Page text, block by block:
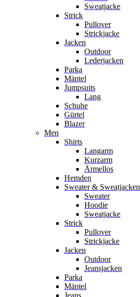
Sweatjacke
Strick
Pullover
Strickjacke
Jacken
Outdoor
Lederjacken
Parka
Mäntel
Jumpsuits
Lang
Schuhe
Gürtel
Blazer
Men
Shirts
Langarm
Kurzarm
Ärmellos
Hemden
Sweater & Sweatjacken
Sweater
Hoodie
Sweatjacke
Strick
Pullover
Strickjacke
Jacken
Outdoor
Jeansjacken
Parka
Mäntel
Jeans